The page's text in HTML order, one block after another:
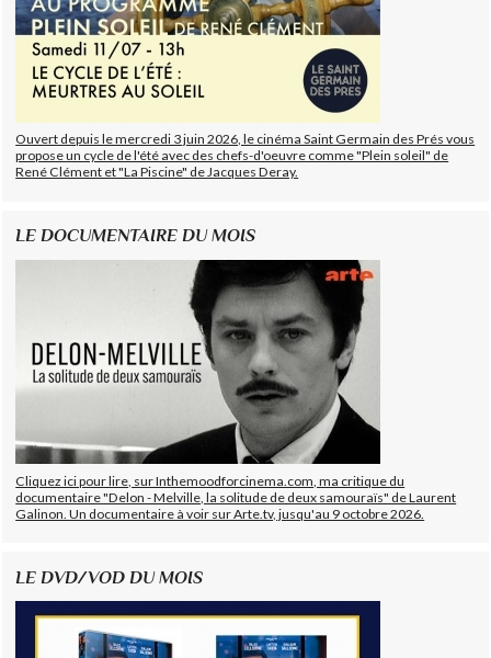
Ouvert depuis le mercredi 3 juin 2026, le cinéma Saint Germain des Prés vous
propose un cycle de l'été avec des chefs-d'oeuvre comme "Plein soleil" de
René Clément et "La Piscine" de Jacques Deray.
LE DOCUMENTAIRE DU MOIS
Cliquez ici pour lire, sur Inthemoodforcinema.com, ma critique du
documentaire "Delon - Melville, la solitude de deux samouraïs" de Laurent
Galinon. Un documentaire à voir sur Arte.tv, jusqu'au 9 octobre 2026.
LE DVD/VOD DU MOIS